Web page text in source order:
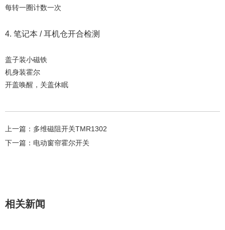
每转一圈计数一次
4. 笔记本 / 耳机仓开合检测
盖子装小磁铁
机身装霍尔
开盖唤醒，关盖休眠
上一篇： 多维磁阻开关TMR1302
下一篇： 电动窗帘霍尔开关
相关新闻